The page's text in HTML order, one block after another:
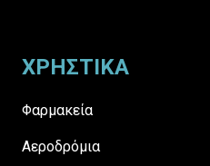
ΧΡΗΣΤΙΚΑ
Φαρμακεία
Αεροδρόμια